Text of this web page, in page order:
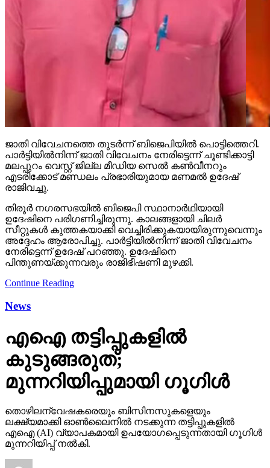
ജാതി വിവേചനത്തെ തുടര്‍ന്ന് ബിജെപിയില്‍ പൊട്ടിത്തെറി.
പാര്‍ട്ടിയില്‍നിന്ന് ജാതി വിവേചനം നേരിട്ടെന്ന് ചൂണ്ടിക്കാട്ടി
മലപ്പുറം വെസ്റ്റ് ജില്ല മീഡിയ സെല്‍ കണ്‍വീനറും
എടരിക്കോട് മണ്ഡലം പ്രഭാരിയുമായ മണമല്‍ ഉദേഷ്
രാജിവച്ചു.
തിരൂര്‍ നഗരസഭയില്‍ ബിജെപി സ്ഥാനാര്‍ഥിയായി
ഉദേഷിനെ പരിഗണിച്ചിരുന്നു. കാലങ്ങളായി ചിലര്‍
സീറ്റുകള്‍ കുത്തകയാക്കി വെച്ചിരിക്കുകയായിരുന്നുവെന്നും
അദ്ദേഹം ആരോപിച്ചു. പാര്‍ട്ടിയില്‍നിന്ന് ജാതി വിവേചനം
നേരിട്ടെന്ന് ഉദേഷ് പറഞ്ഞു. ഉദേഷിനെ
പിന്തുണയ്ക്കുന്നവരും രാജിഭീഷണി മുഴക്കി.
Continue Reading
News
എഐ തട്ടിപ്പുകളില്‍
കുടുങ്ങരുത്;
മുന്നറിയിപ്പുമായി ഗൂഗിള്‍
തൊഴിലന്വേഷകരെയും ബിസിനസുകളെയും
ലക്ഷ്യമാക്കി ഓണ്‍ലൈനില്‍ നടക്കുന്ന തട്ടിപ്പുകളില്‍
എഐ (AI) വ്യാപകമായി ഉപയോഗപ്പെടുന്നതായി ഗൂഗിള്‍
മുന്നറിയിപ്പ് നല്‍കി.